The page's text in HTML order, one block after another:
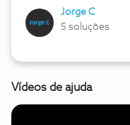
Jorge C
5 soluções
Vídeos de ajuda